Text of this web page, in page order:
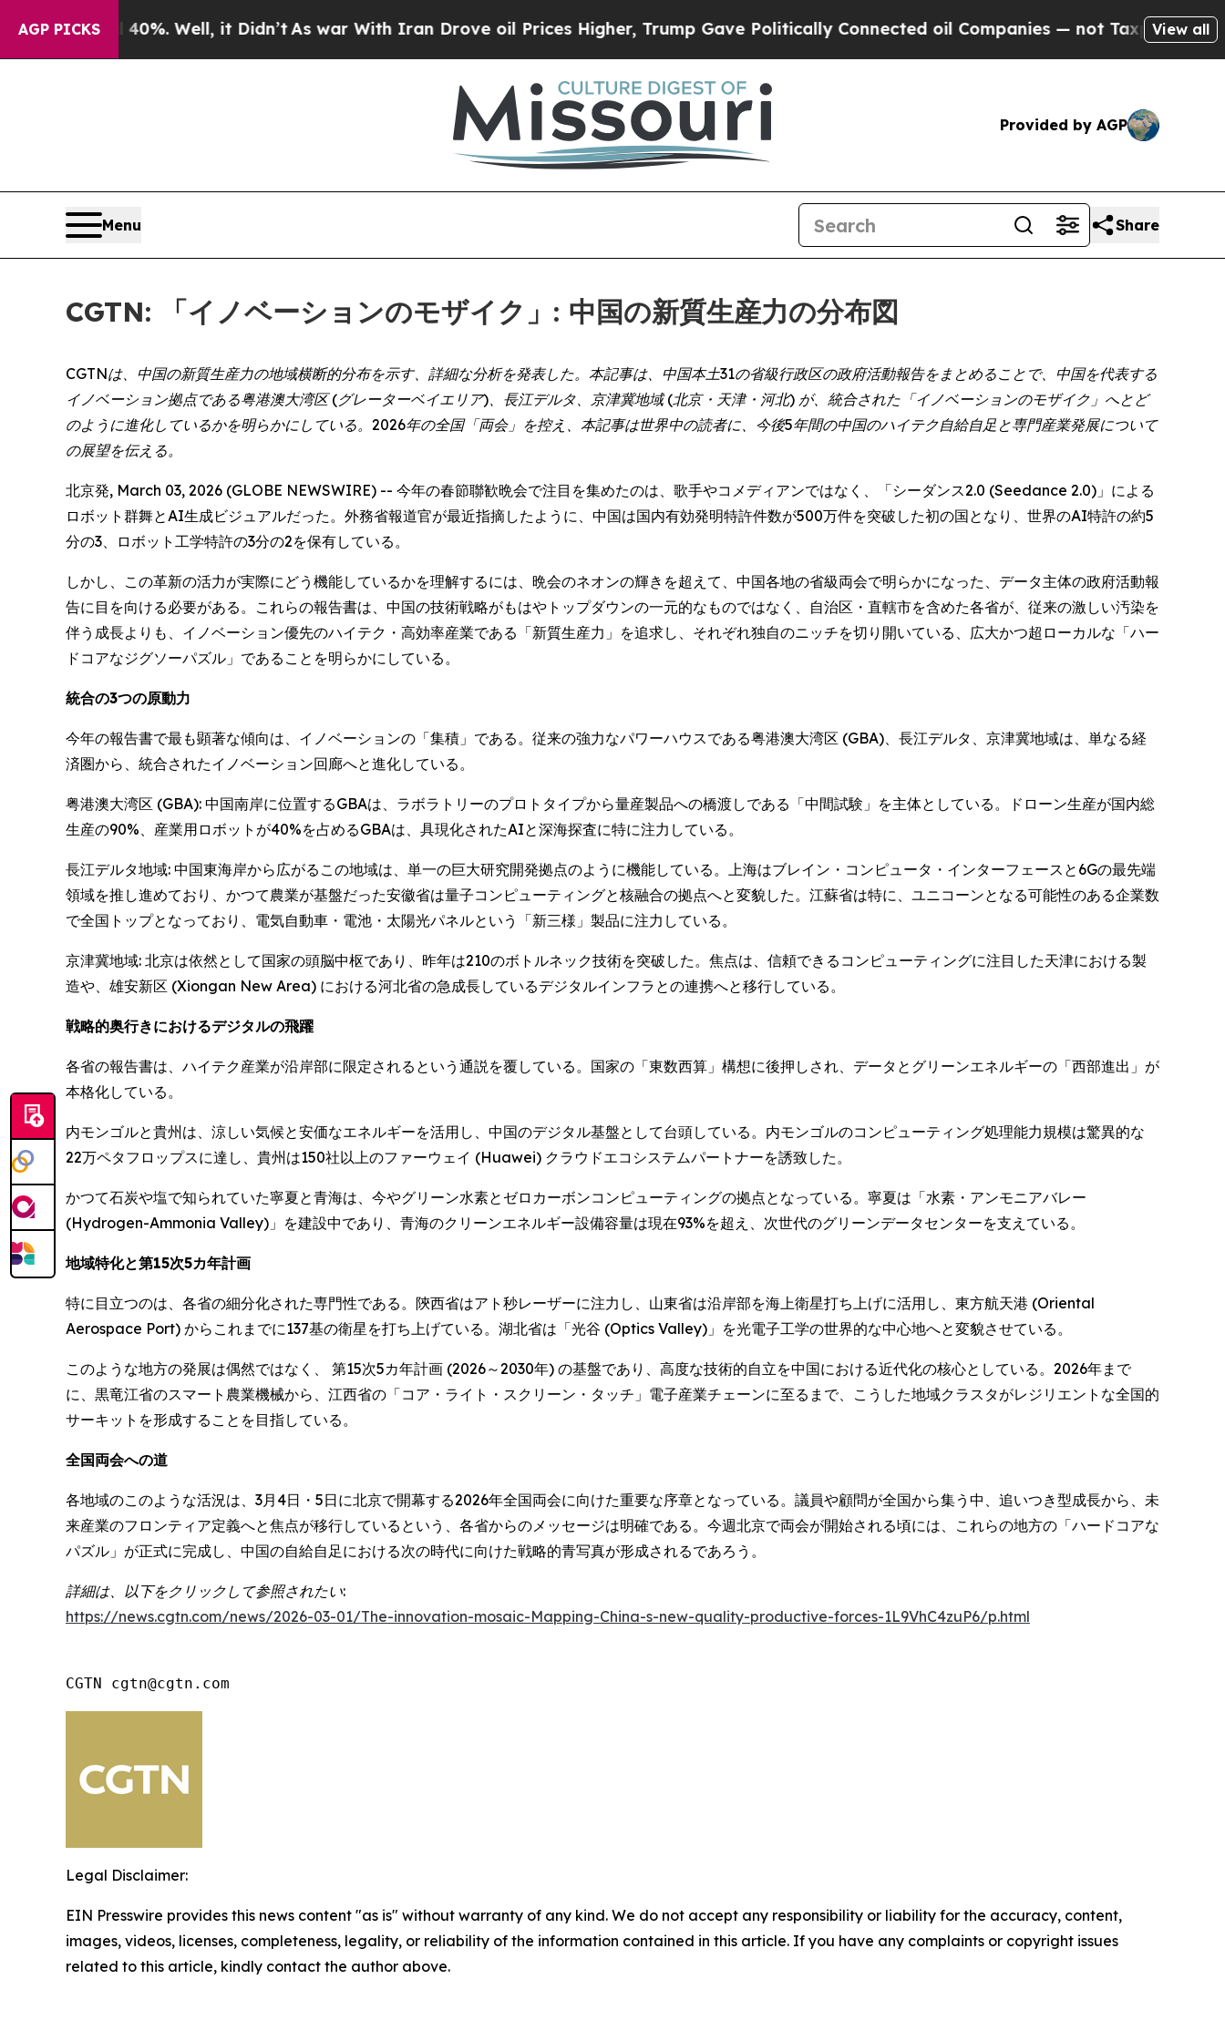
AGP PICKS
40%. Well, it Didn’tAs war With Iran Drove oil Prices Higher, Trump Gave Politically Connected oil Companies — not Taxpayers — theView all
Provided by AGP
Menu Share
CGTN: 「イノベーションのモザイク」: 中国の新質生産力の分布図
CGTNは、中国の新質生産力の地域横断的分布を示す、詳細な分析を発表した。本記事は、中国本土31の省級行政区の政府活動報告をまとめることで、中国を代表する
イノベーション拠点である粤港澳大湾区 (グレーターベイエリア)、長江デルタ、京津冀地域 (北京・天津・河北) が、統合された「イノベーションのモザイク」へとど
のように進化しているかを明らかにしている。2026年の全国「両会」を控え、本記事は世界中の読者に、今後5年間の中国のハイテク自給自足と専門産業発展について
の展望を伝える。
北京発, March 03, 2026 (GLOBE NEWSWIRE) -- 今年の春節聯歓晩会で注目を集めたのは、歌手やコメディアンではなく、「シーダンス2.0 (Seedance 2.0)」による
ロボット群舞とAI生成ビジュアルだった。外務省報道官が最近指摘したように、中国は国内有効発明特許件数が500万件を突破した初の国となり、世界のAI特許の約5
分の3、ロボット工学特許の3分の2を保有している。
しかし、この革新の活力が実際にどう機能しているかを理解するには、晩会のネオンの輝きを超えて、中国各地の省級両会で明らかになった、データ主体の政府活動報
告に目を向ける必要がある。これらの報告書は、中国の技術戦略がもはやトップダウンの一元的なものではなく、自治区・直轄市を含めた各省が、従来の激しい汚染を
伴う成長よりも、イノベーション優先のハイテク・高効率産業である「新質生産力」を追求し、それぞれ独自のニッチを切り開いている、広大かつ超ローカルな「ハー
ドコアなジグソーパズル」であることを明らかにしている。
統合の3つの原動力
今年の報告書で最も顕著な傾向は、イノベーションの「集積」である。従来の強力なパワーハウスである粤港澳大湾区 (GBA)、長江デルタ、京津冀地域は、単なる経
済圏から、統合されたイノベーション回廊へと進化している。
粤港澳大湾区 (GBA): 中国南岸に位置するGBAは、ラボラトリーのプロトタイプから量産製品への橋渡しである「中間試験」を主体としている。ドローン生産が国内総
生産の90%、産業用ロボットが40%を占めるGBAは、具現化されたAIと深海探査に特に注力している。
長江デルタ地域: 中国東海岸から広がるこの地域は、単一の巨大研究開発拠点のように機能している。上海はブレイン・コンピュータ・インターフェースと6Gの最先端
領域を推し進めており、かつて農業が基盤だった安徽省は量子コンピューティングと核融合の拠点へと変貌した。江蘇省は特に、ユニコーンとなる可能性のある企業数
で全国トップとなっており、電気自動車・電池・太陽光パネルという「新三様」製品に注力している。
京津冀地域: 北京は依然として国家の頭脳中枢であり、昨年は210のボトルネック技術を突破した。焦点は、信頼できるコンピューティングに注目した天津における製
造や、雄安新区 (Xiongan New Area) における河北省の急成長しているデジタルインフラとの連携へと移行している。
戦略的奥行きにおけるデジタルの飛躍
各省の報告書は、ハイテク産業が沿岸部に限定されるという通説を覆している。国家の「東数西算」構想に後押しされ、データとグリーンエネルギーの「西部進出」が
本格化している。
内モンゴルと貴州は、涼しい気候と安価なエネルギーを活用し、中国のデジタル基盤として台頭している。内モンゴルのコンピューティング処理能力規模は驚異的な
22万ペタフロップスに達し、貴州は150社以上のファーウェイ (Huawei) クラウドエコシステムパートナーを誘致した。
かつて石炭や塩で知られていた寧夏と青海は、今やグリーン水素とゼロカーボンコンピューティングの拠点となっている。寧夏は「水素・アンモニアバレー
(Hydrogen-Ammonia Valley)」を建設中であり、青海のクリーンエネルギー設備容量は現在93%を超え、次世代のグリーンデータセンターを支えている。
地域特化と第15次5カ年計画
特に目立つのは、各省の細分化された専門性である。陝西省はアト秒レーザーに注力し、山東省は沿岸部を海上衛星打ち上げに活用し、東方航天港 (Oriental
Aerospace Port) からこれまでに137基の衛星を打ち上げている。湖北省は「光谷 (Optics Valley)」を光電子工学の世界的な中心地へと変貌させている。
このような地方の発展は偶然ではなく、 第15次5カ年計画 (2026～2030年) の基盤であり、高度な技術的自立を中国における近代化の核心としている。2026年まで
に、黒竜江省のスマート農業機械から、江西省の「コア・ライト・スクリーン・タッチ」電子産業チェーンに至るまで、こうした地域クラスタがレジリエントな全国的
サーキットを形成することを目指している。
全国両会への道
各地域のこのような活況は、3月4日・5日に北京で開幕する2026年全国両会に向けた重要な序章となっている。議員や顧問が全国から集う中、追いつき型成長から、未
来産業のフロンティア定義へと焦点が移行しているという、各省からのメッセージは明確である。今週北京で両会が開始される頃には、これらの地方の「ハードコアな
パズル」が正式に完成し、中国の自給自足における次の時代に向けた戦略的青写真が形成されるであろう。
詳細は、以下をクリックして参照されたい:
https://news.cgtn.com/news/2026-03-01/The-innovation-mosaic-Mapping-China-s-new-quality-productive-forces-1L9VhC4zuP6/p.html
CGTN cgtn@cgtn.com
Legal Disclaimer:
EIN Presswire provides this news content "as is" without warranty of any kind. We do not accept any responsibility or liability for the accuracy, content,
images, videos, licenses, completeness, legality, or reliability of the information contained in this article. If you have any complaints or copyright issues
related to this article, kindly contact the author above.